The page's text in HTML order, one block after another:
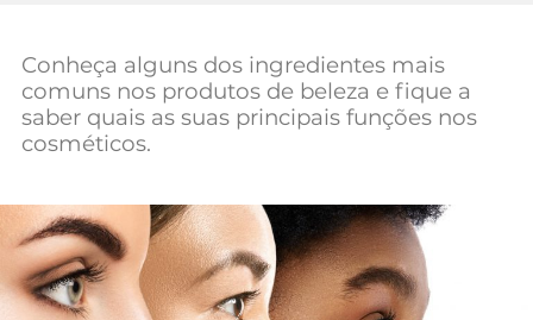
Negócios
Mundial 2026
Conheça alguns dos ingredientes mais
comuns nos produtos de beleza e fique a
saber quais as suas principais funções nos
cosméticos.